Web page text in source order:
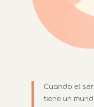
Cuando el
tiene un